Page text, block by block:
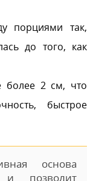
порциями так,
до того, как
более 2 см, что
быстрое
основа
и позволит